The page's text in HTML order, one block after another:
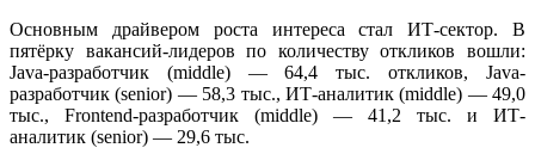
Основным драйвером роста интереса стал ИТ-сектор. В
пятёрку вакансий-лидеров по количеству откликов вошли:
Java-разработчик (middle) — 64,4 тыс. откликов, Java-
разработчик (senior) — 58,3 тыс., ИТ-аналитик (middle) — 49,0
тыс., Frontend-разработчик (middle) — 41,2 тыс. и ИТ-
аналитик (senior) — 29,6 тыс.